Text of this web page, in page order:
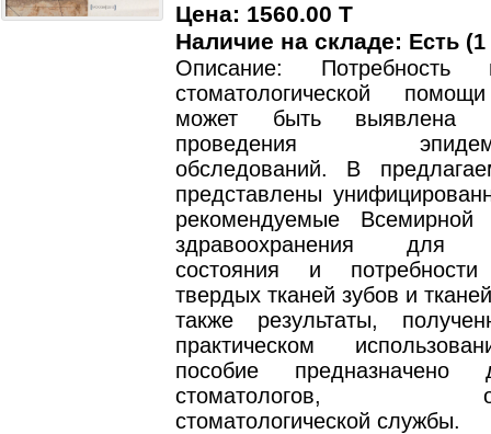
Цена: 1560.00 T
Наличие на складе: Есть
Описание: Потребность
стоматологической
может быть выявлена
проведения
обследований. В
представлены
рекомендуемые Всемирной
здравоохранения для
состояния и
твердых тканей зубов и
также результаты,
практическом
пособие предназначено
стоматологов,
стоматологической службы.